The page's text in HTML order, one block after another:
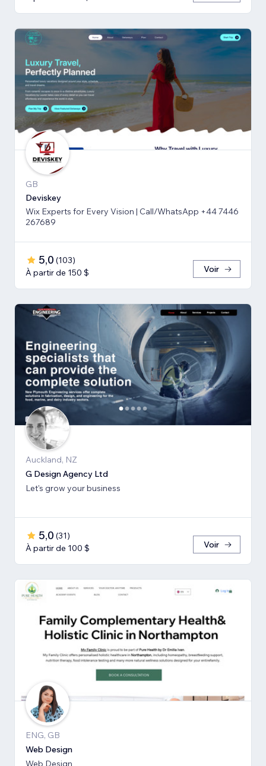
GB
Deviskey
Wix Experts for Every Vision | Call/WhatsApp +44 7446
267689
5,0 (103)
À partir de 150 $
Voir
Auckland, NZ
G Design Agency Ltd
Let's grow your business
5,0 (31)
À partir de 100 $
Voir
ENG, GB
Web Design
Web Design